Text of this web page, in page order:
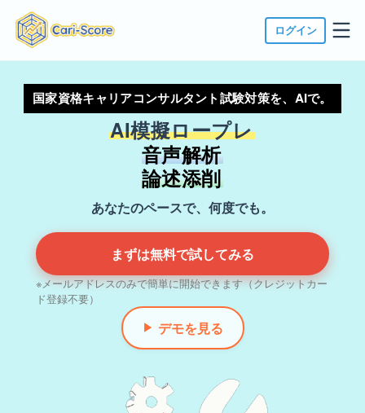
ログイン
国家資格キャリアコンサルタント試験対策を、AIで。
AI模擬ロープレ
音声解析
論述添削
あなたのペースで、何度でも。
まずは無料で試してみる
※メールアドレスのみで簡単に開始できます（クレジットカー
ド登録不要）
▶ デモを見る